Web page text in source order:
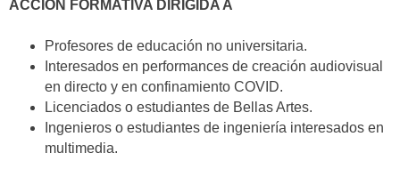
ACCIÓN FORMATIVA DIRIGIDA A
Profesores de educación no universitaria.
Interesados en performances de creación audiovisual
en directo y en confinamiento COVID.
Licenciados o estudiantes de Bellas Artes.
Ingenieros o estudiantes de ingeniería interesados en
multimedia.